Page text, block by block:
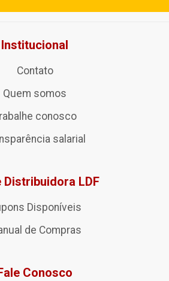
Institucional
Contato
Quem somos
conosco
salarial
Distribuidora LDF
Disponíveis
de Compras
Conosco